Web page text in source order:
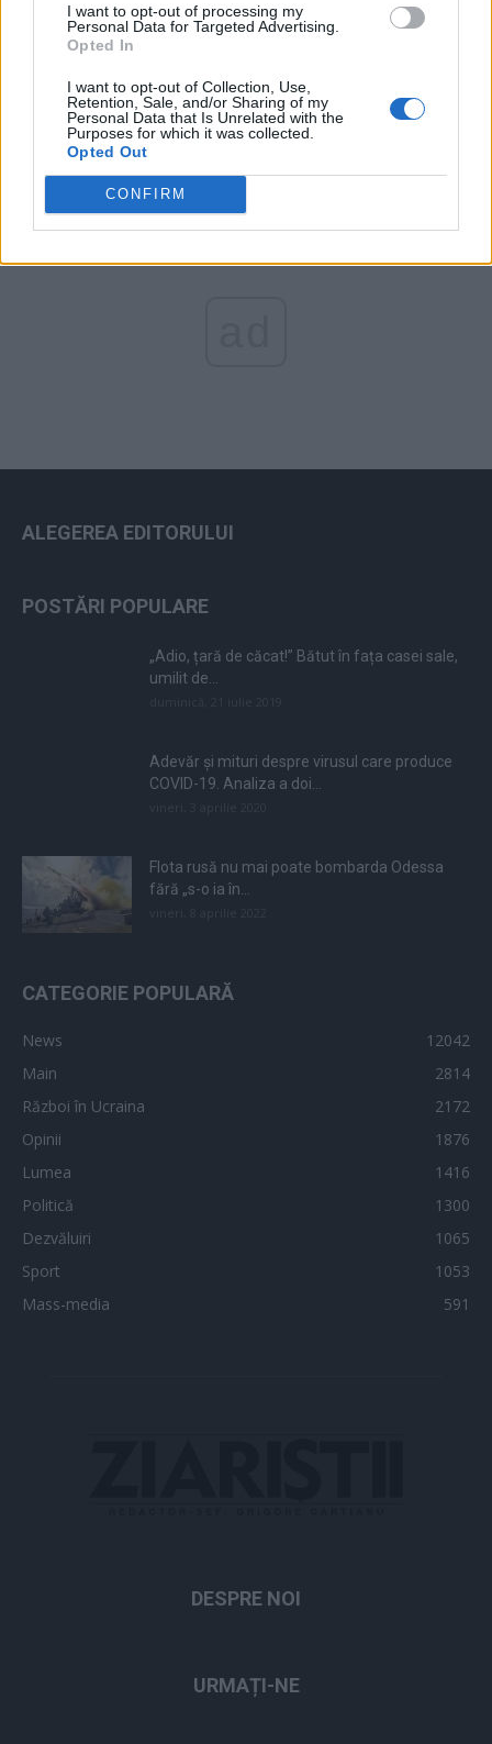
I want to opt-out of processing my
Personal Data for Targeted Advertising.
Opted In
I want to opt-out of Collection, Use,
Retention, Sale, and/or Sharing of my
Personal Data that Is Unrelated with the
Purposes for which it was collected.
Opted Out
CONFIRM
Arată rezultatele
Arhiva sondajelor
ALEGEREA EDITORULUI
POSTĂRI POPULARE
„Adio, țară de căcat!” Bătut în fața casei sale,
umilit de...
Adevăr și mituri despre virusul care produce
COVID-19. Analiza a doi...
Flota rusă nu mai poate bombarda Odessa
fără „s-o ia în...
CATEGORIE POPULARĂ
News
12042
Main
2814
Război în Ucraina
2172
Opinii
1876
Lumea
1416
Politică
1300
Dezvăluiri
1065
Sport
1053
Mass-media
591
DESPRE NOI
URMAȚI-NE